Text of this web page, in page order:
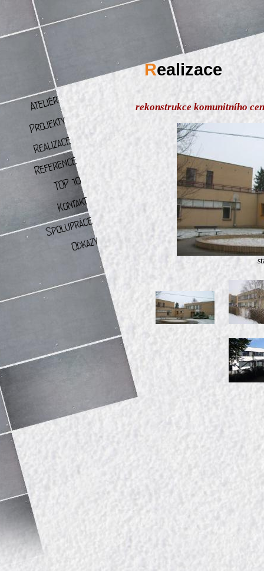
Realizace
rekonstrukce komunitního